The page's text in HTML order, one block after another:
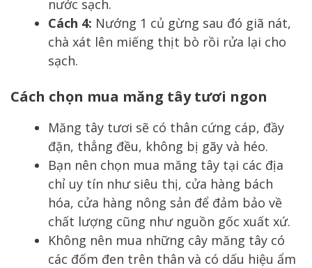
nước sạch.
Cách 4: Nướng 1 củ gừng sau đó giã nát,
chà xát lên miếng thịt bò rồi rửa lại cho
sạch.
Cách chọn mua măng tây tươi ngon
Măng tây tươi sẽ có thân cứng cáp, đầy
đặn, thẳng đều, không bị gãy và héo.
Bạn nên chọn mua măng tây tại các địa
chỉ uy tín như siêu thị, cửa hàng bách
hóa, cửa hàng nông sản để đảm bảo về
chất lượng cũng như nguồn gốc xuất xứ.
Không nên mua những cây măng tây có
các đốm đen trên thân và có dấu hiệu ẩm